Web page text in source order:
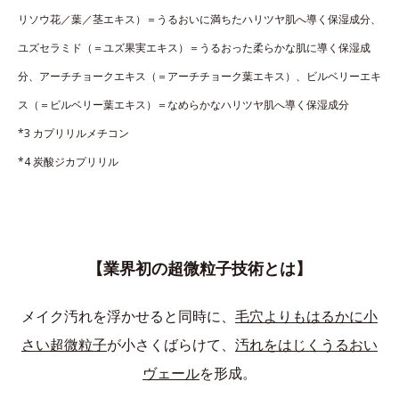
リソウ花／葉／茎エキス）＝うるおいに満ちたハリツヤ肌へ導く保湿成分、
ユズセラミド（＝ユズ果実エキス）＝うるおった柔らかな肌に導く保湿成
分、アーチチョークエキス（＝アーチチョーク葉エキス）、ビルベリーエキ
ス（＝ビルベリー葉エキス）＝なめらかなハリツヤ肌へ導く保湿成分
*3 カプリリルメチコン
*4 炭酸ジカプリリル
【業界初の超微粒子技術とは】
メイク汚れを浮かせると同時に、 毛穴よりもはるかに小
さい超微粒子が小さくばらけて、 汚れをはじくうるおい
ヴェールを形成。